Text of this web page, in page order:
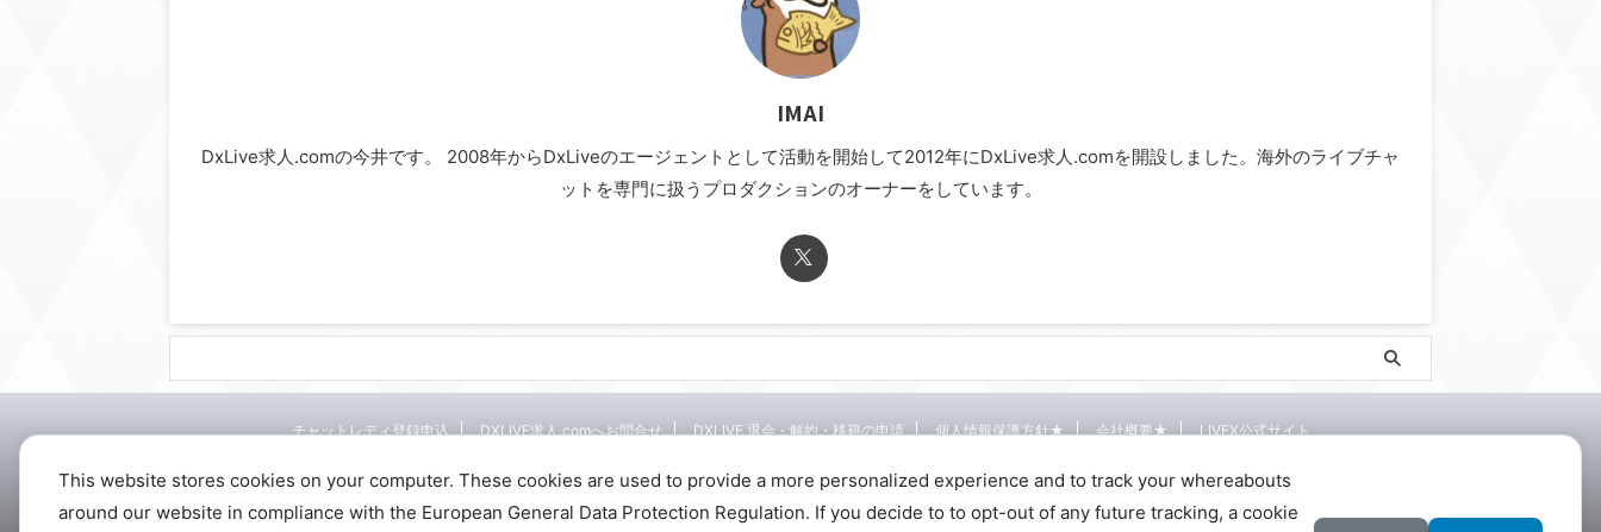
IMAI
DxLive求人.comの今井です。 2008年からDxLiveのエージェントとして活動を開始して2012年にDxLive求人.comを開設しました。海外のライブチャ
ットを専門に扱うプロダクションのオーナーをしています。
チャットレディ登録申込 DXLIVE求人.comへお問合せ DXLIVE 退会・解約・移籍の申請 個人情報保護方針★ 会社概要★ LIVEX公式サイト
DXLIVEのチャットレディ求人情報サイト
This website stores cookies on your computer. These cookies are used to provide a more personalized experience and to track your whereabouts
around our website in compliance with the European General Data Protection Regulation. If you decide to to opt-out of any future tracking, a cookie